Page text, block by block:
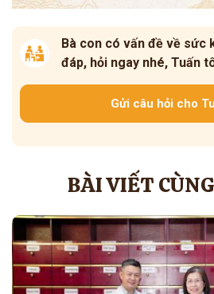
Bà con có vấn đề về sức
đáp, hỏi ngay nhé, Tuấn
Gửi câu hỏi cho
BÀI VIẾT